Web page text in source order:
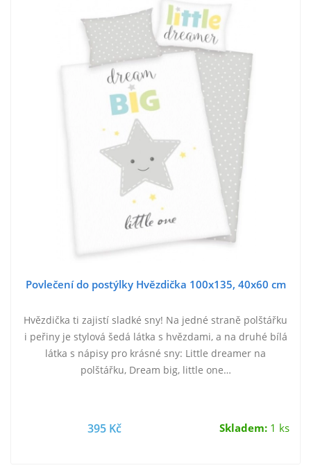
Povlečení do postýlky Hvězdička 100x135, 40x60 cm
Hvězdička ti zajistí sladké sny! Na jedné straně polštářku
i peřiny je stylová šedá látka s hvězdami, a na druhé bílá
látka s nápisy pro krásné sny: Little dreamer na
polštářku, Dream big, little one…
395 Kč Skladem: 1 ks